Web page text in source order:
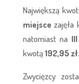
Największą
miejscezajęła
natomiast na
kwotą192,95 zł.
Zwycięzcy